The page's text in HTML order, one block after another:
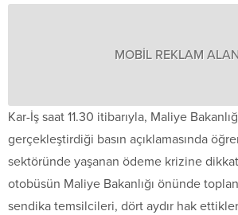
MOBİL REKLAM
Kar-İş saat 11.30 itibarıyla, Maliye
gerçekleştirdiği basın açıklamasında
sektöründe yaşanan ödeme krizine
otobüsün Maliye Bakanlığı önünde
sendika temsilcileri, dört aydır hak